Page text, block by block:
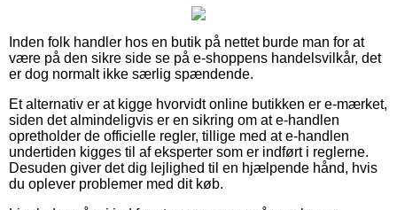
Inden folk handler hos en butik på nettet burde man for at
være på den sikre side se på e-shoppens handelsvilkår, det
er dog normalt ikke særlig spændende.
Et alternativ er at kigge hvorvidt online butikken er e-mærket,
siden det almindeligvis er en sikring om at e-handlen
opretholder de officielle regler, tillige med at e-handlen
undertiden kigges til af eksperter som er indført i reglerne.
Desuden giver det dig lejlighed til en hjælpende hånd, hvis
du oplever problemer med dit køb.